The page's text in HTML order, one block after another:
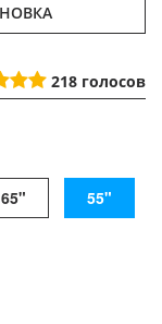
218 голосов
65" 55"